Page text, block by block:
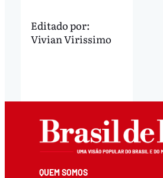
Editado por:
Vivian Virissimo
QUEM SOMOS